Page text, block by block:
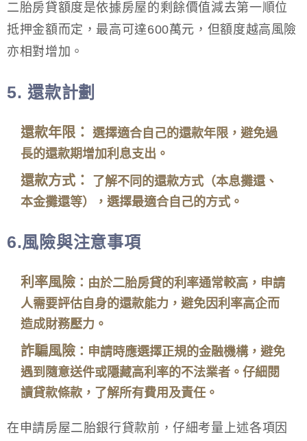
二胎房貸額度是依據房屋的剩餘價值減去第一順位
抵押金額而定，最高可達600萬元，但額度越高風險
亦相對增加。
5. 還款計劃
還款年限： 選擇適合自己的還款年限，避免過
長的還款期增加利息支出。
還款方式：
了解不同的還款方式（本息攤還、
本金攤還等），選擇最適合自己的方式。
6.風險與注意事項
利率風險 ：由於二胎房貸的利率通常較高，申請
人需要評估自身的還款能力，避免因利率高企而
造成財務壓力。
詐騙風險 ：申請時應選擇正規的金融機構，避免
遇到隨意送件或隱藏高利率的不法業者。仔細閱
讀貸款條款，了解所有費用及責任。
在申請房屋二胎銀行貸款前，仔細考量上述各項因